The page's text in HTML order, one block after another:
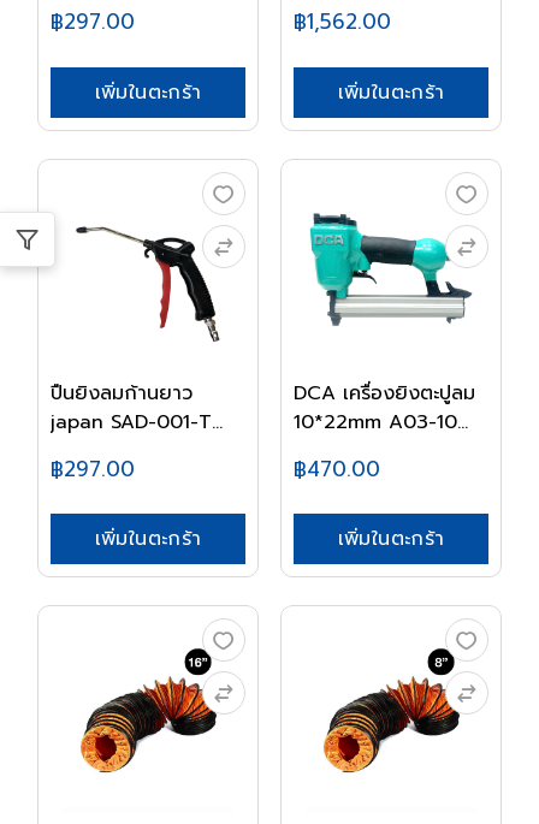
฿297.00
เพิ่มในตะกร้า
฿1,562.00
เพิ่มในตะกร้า
ปืนยิงลมก้านยาว
japan SAD-001-T
฿297.00
เพิ่มในตะกร้า
DCA เครื่องยิงตะปูลม
10*22mm A03-10...
฿470.00
เพิ่มในตะกร้า